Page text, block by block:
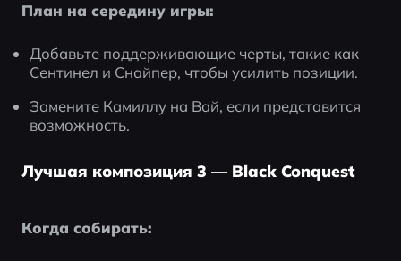
План на середину игры:
Добавьте поддерживающие черты, такие как
Сентинел и Снайпер, чтобы усилить позиции.
Замените Камиллу на Вай, если представится
возможность.
Лучшая композиция 3 — Black Conquest
Когда собирать: